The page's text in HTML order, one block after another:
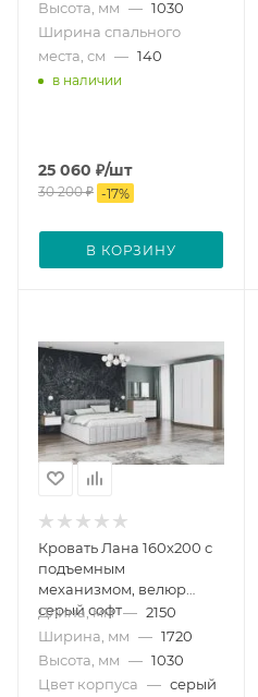
Высота, мм — 1030
Ширина спального
места, см — 140
в наличии
25 060 ₽/шт
30 200₽ -17%
В КОРЗИНУ
Кровать Лана 160х200 с
подъемным
механизмом, велюр
серый софт
Длина, мм — 2150
Ширина, мм — 1720
Высота, мм — 1030
Цвет корпуса — серый